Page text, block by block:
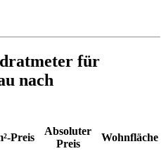
für
nach
Preis
Absoluter
Preis
Wohnfläche